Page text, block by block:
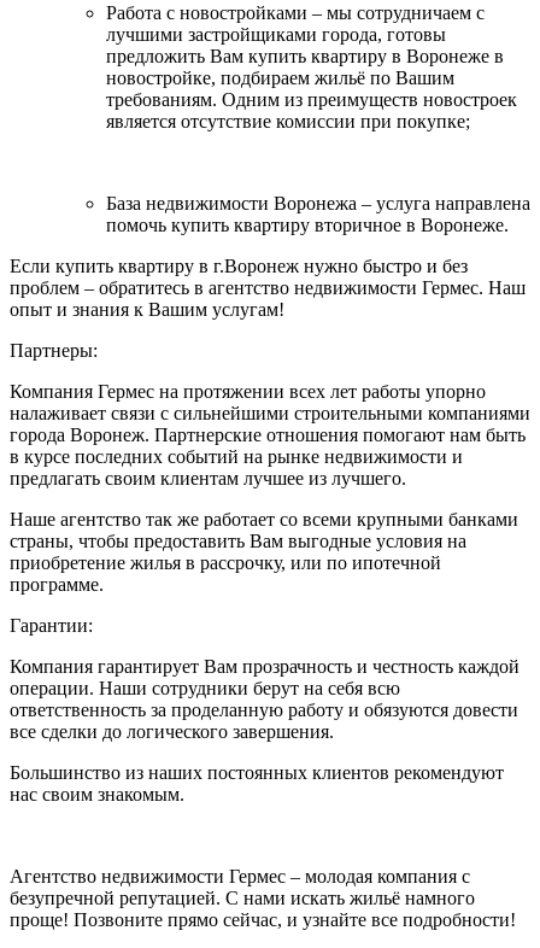
Работа с новостройками – мы сотрудничаем с
лучшими застройщиками города, готовы
предложить Вам купить квартиру в Воронеже в
новостройке, подбираем жильё по Вашим
требованиям. Одним из преимуществ новостроек
является отсутствие комиссии при покупке;
База недвижимости Воронежа – услуга направлена
помочь купить квартиру вторичное в Воронеже.
Если купить квартиру в г.Воронеж нужно быстро и без
проблем – обратитесь в агентство недвижимости Гермес. Наш
опыт и знания к Вашим услугам!
Партнеры:
Компания Гермес на протяжении всех лет работы упорно
налаживает связи с сильнейшими строительными компаниями
города Воронеж. Партнерские отношения помогают нам быть
в курсе последних событий на рынке недвижимости и
предлагать своим клиентам лучшее из лучшего.
Наше агентство так же работает со всеми крупными банками
страны, чтобы предоставить Вам выгодные условия на
приобретение жилья в рассрочку, или по ипотечной
программе.
Гарантии:
Компания гарантирует Вам прозрачность и честность каждой
операции. Наши сотрудники берут на себя всю
ответственность за проделанную работу и обязуются довести
все сделки до логического завершения.
Большинство из наших постоянных клиентов рекомендуют
нас своим знакомым.
Агентство недвижимости Гермес – молодая компания с
безупречной репутацией. С нами искать жильё намного
проще! Позвоните прямо сейчас, и узнайте все подробности!